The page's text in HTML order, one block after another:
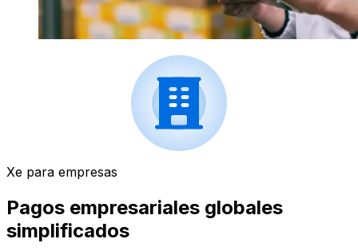
Xe para empresas
Pagos empresariales globales
simplificados